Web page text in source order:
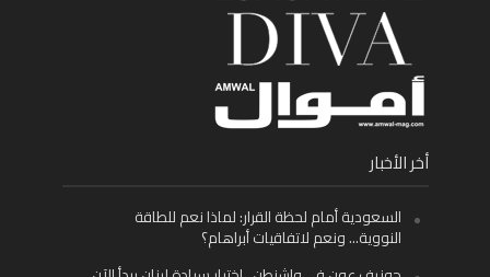
أخر الأخبار
السعودية أمام لحظة القرار: لماذا نعم للطاقة
النووية… ونعم لاتفاقيات أبراهام؟